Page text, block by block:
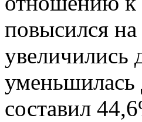
повысился
увеличились
уменьшилась
составил